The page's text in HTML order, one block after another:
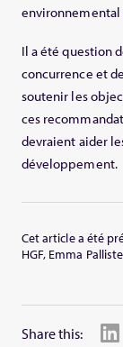
environnemental
Il a été question
concurrence et
soutenir les
ces
devraient aider
développement.
Cet article a été
HGF, Emma
Share this: